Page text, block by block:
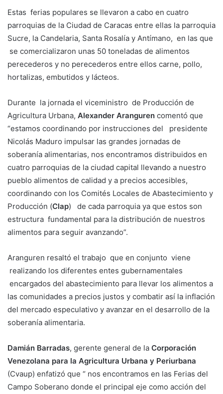
Estas ferias populares se llevaron a cabo en cuatro
parroquias de la Ciudad de Caracas entre ellas la parroquia
Sucre, la Candelaria, Santa Rosalía y Antímano, en las que
se comercializaron unas 50 toneladas de alimentos
perecederos y no perecederos entre ellos carne, pollo,
hortalizas, embutidos y lácteos.
Durante la jornada el viceministro de Producción de
Agricultura Urbana, Alexander Aranguren comentó que
“estamos coordinando por instrucciones del presidente
Nicolás Maduro impulsar las grandes jornadas de
soberanía alimentarias, nos encontramos distribuidos en
cuatro parroquias de la ciudad capital llevando a nuestro
pueblo alimentos de calidad y a precios accesibles,
coordinando con los Comités Locales de Abastecimiento y
Producción (Clap) de cada parroquia ya que estos son
estructura fundamental para la distribución de nuestros
alimentos para seguir avanzando”.
Aranguren resaltó el trabajo que en conjunto viene
realizando los diferentes entes gubernamentales
encargados del abastecimiento para llevar los alimentos a
las comunidades a precios justos y combatir así la inflación
del mercado especulativo y avanzar en el desarrollo de la
soberanía alimentaria.
Damián Barradas, gerente general de la Corporación
Venezolana para la Agricultura Urbana y Periurbana
(Cvaup) enfatizó que “ nos encontramos en las Ferias del
Campo Soberano donde el principal eje como acción del